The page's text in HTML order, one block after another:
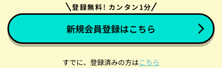
登録無料! カンタン1分
新規会員登録はこちら
すでに、登録済みの方はこちら